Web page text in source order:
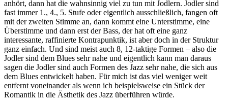
anhört, dann hat die wahnsinnig viel zu tun mit Jodlern. Jodler sind
fast immer 1., 4., 5. Stufe oder eigentlich ausschließlich, fangen oft
mit der zweiten Stimme an, dann kommt eine Unterstimme, eine
Überstimme und dann erst der Bass, der hat oft eine ganz
interessante, raffinierte Kontrapunktik, ist aber doch in der Struktur
ganz einfach. Und sind meist auch 8, 12-taktige Formen – also die
Jodler sind dem Blues sehr nahe und eigentlich kann man daraus
sagen die Jodler sind auch Formen des Jazz sehr nahe, die sich aus
dem Blues entwickelt haben. Für mich ist das viel weniger weit
entfernt voneinander als wenn ich beispielsweise ein Stück der
Romantik in die Ästhetik des Jazz überführen würde.